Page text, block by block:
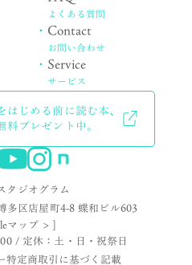
よくある質問
・ Contact
お問い合わせ
・ Service
サービス
じめる前に読む本、
プレゼント中。
タジオグラム
多区店屋町4-8 蝶和ビル603
マップ > ]
/ 定休：土・日・祝祭日
特定商取引に基づく記載